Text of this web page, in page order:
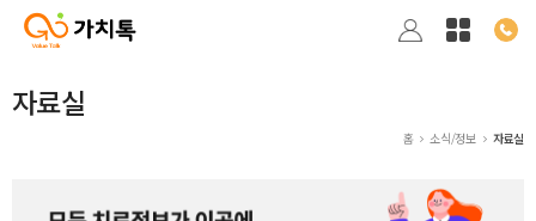
자료실
홈 소식/정보 자료실